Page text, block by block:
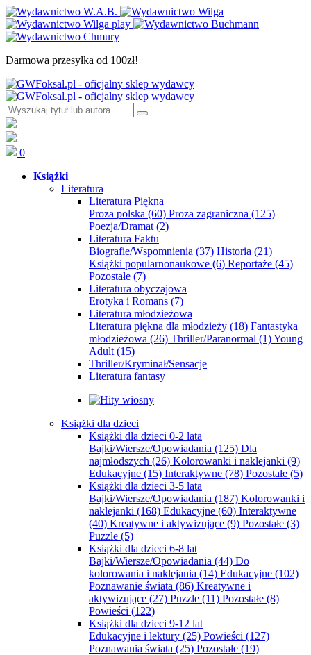
Darmowa przesyłka od 100zł!
0
Książki
Literatura
Literatura Piękna
Proza polska (60) Proza zagraniczna (125)
Poezja/Dramat (2)
Literatura Faktu
Biografie/Wspomnienia (37) Historia (21)
Książki popularnonaukowe (6) Reportaże (45)
Pozostałe (7)
Literatura obyczajowa
Erotyka i Romans (7)
Literatura młodzieżowa
Literatura piękna dla młodzieży (18) Fantastyka
młodzieżowa (26) Thriller/Paranormal (1)Young
Adult (15)
Thriller/Kryminał/Sensacje
Literatura fantasy
Książki dla dzieci
Książki dla dzieci 0-2 lata
Bajki/Wiersze/Opowiadania (125) Dla
najmłodszych (26) Kolorowanki i naklejanki (9)
Edukacyjne (15) Interaktywne (78) Pozostałe (5)
Książki dla dzieci 3-5 lata
Bajki/Wiersze/Opowiadania (187) Kolorowanki i
naklejanki (168) Edukacyjne (60) Interaktywne
(40) Kreatywne i aktywizujące (9) Pozostałe (3)
Puzzle (5)
Książki dla dzieci 6-8 lat
Bajki/Wiersze/Opowiadania (44) Do
kolorowania i naklejania (14) Edukacyjne (102)
Poznawanie świata (86) Kreatywne i
aktywizujące (27) Puzzle (11) Pozostałe (8)
Powieści (122)
Książki dla dzieci 9-12 lat
Edukacyjne i lektury (25) Powieści (127)
Poznawania świata (25) Pozostałe (19)